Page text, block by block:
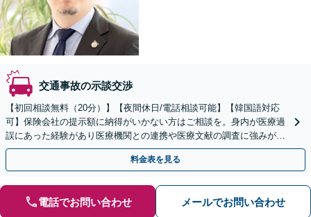
交通事故の示談交渉
【初回相談無料（20分）】【夜間休日/電話相談可能】【韓国語対応
可】保険会社の提示額に納得がいかない方はご相談を。身内が医療過
誤にあった経験があり医療機関との連携や医療文献の調査に強みがあ
ります。
料金表を見る
電話でお問い合わせ メールでお問い合わせ